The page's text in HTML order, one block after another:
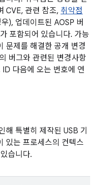
CVE, 관련 참조, 취약점
), 업데이트된 AOSP 버
포함되어 있습니다. 가능
문제를 해결한 공개 변경
버그와 관련된 변경사항
다음에 오는 번호에 연
해 특별히 제작된 USB 기
있는 프로세스의 컨텍스
습니다.